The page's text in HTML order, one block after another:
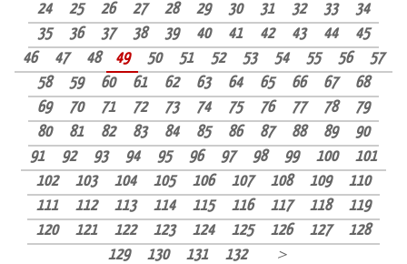
24
25 26 27 28 29 30 31 32 33
34
35
36 37 38 39 40 41 42 43 44
45
46
47 48 49 50 51 52 53 54 55 56
57
58
59 60 61 62 63 64 65 66 67
68
69
70 71 72 73 74 75 76 77 78
79
80
81 82 83 84 85 86 87 88 89
90
91
92 93 94 95 96 97 98 99 100
101
102
103 104 105 106 107 108 109
110
111
112 113 114 115 116 117 118
119
120
121 122 123 124 125 126 127
128
129
130 131 132 ＞